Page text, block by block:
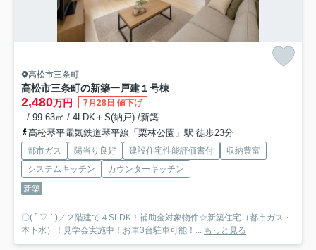
高松市三条町
高松市三条町の新築一戸建１号棟
2,480万円 7月28日 値下げ
- / 99.63㎡ / 4LDK＋S(納戸) /新築
高松琴平電気鉄道琴平線「栗林公園」駅 徒歩23分
都市ガス 陽当り良好 建設住宅性能評価書付
収納豊富
システムキッチン
カウンターキッチン
新築
〇( ´ ▽ ` )／２階建て４SLDK！補助金対象物件☆新築住宅（都市ガス・
本下水）！見学会実施中！お車3台駐車可能！... もっと見る